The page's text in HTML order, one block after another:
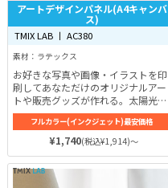
アートデザインパネル(A4キャンバ
ス)
TMIX LAB 丨 AC380
素材：ラテックス
お好きな写真や画像・イラストを印
刷してあなただけのオリジナルアー
トや販売グッズが作れる。太陽光・
雨風・温度変化に強い印刷インクだ
から屋内外に使用できます。
フルカラー(インクジェット)最安価格
¥1,740(税込¥1,914)～